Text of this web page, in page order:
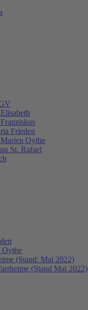
Frieden
Oythe
St. Rafael
Oythe
(Stand: Mai 2022)
(Stand Mai 2022)